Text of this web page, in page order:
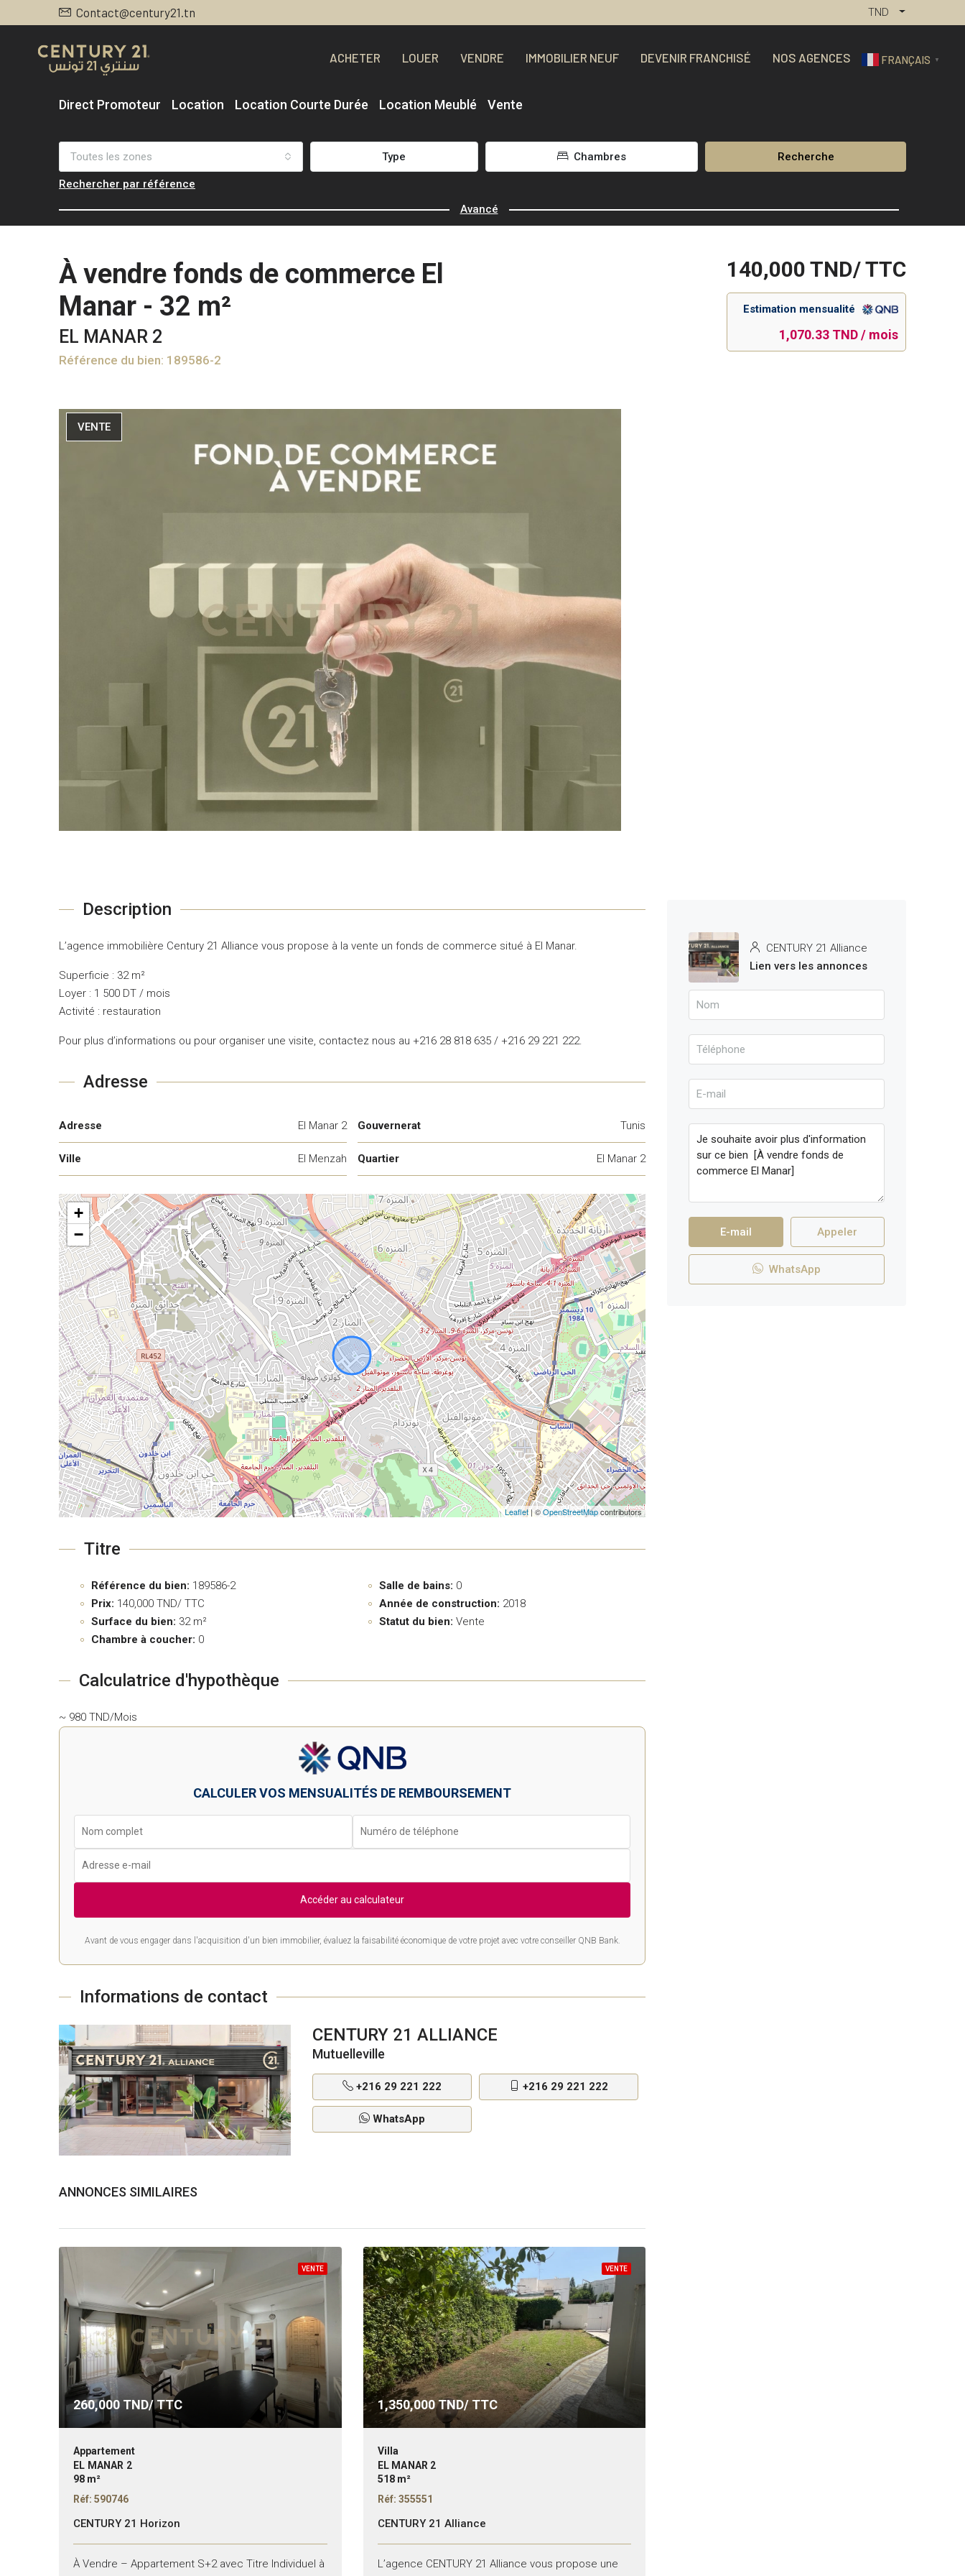
Contact@century21.tn TND
ACHETER LOUER VENDRE IMMOBILIER NEUF DEVENIR FRANCHISÉ NOS AGENCES FRANÇAIS ▼
Direct Promoteur Location Location Courte Durée Location Meublé Vente
Toutes les zones Type Chambres Recherche
Rechercher par référence
Avancé
À vendre fonds de commerce El
Manar - 32 m²
EL MANAR 2
Référence du bien: 189586-2
140,000 TND/ TTC
Estimation mensualité
1,070.33 TND / mois
VENTE
Description
L’agence immobilière Century 21 Alliance vous propose à la vente un fonds de commerce situé à El Manar.
Superficie : 32 m²
Loyer : 1 500 DT / mois
Activité : restauration
Pour plus d’informations ou pour organiser une visite, contactez nous au +216 28 818 635 / +216 29 221 222.
Adresse
Adresse El Manar 2
Ville El Menzah
Gouvernerat Tunis
Quartier El Manar 2
+
−
Leaflet| ©OpenStreetMapcontributors
Titre
Référence du bien: 189586-2
Prix: 140,000 TND/ TTC
Surface du bien: 32 m²
Chambre à coucher: 0
Salle de bains: 0
Année de construction: 2018
Statut du bien: Vente
Calculatrice d'hypothèque
~ 980 TND/Mois
CALCULER VOS MENSUALITÉS DE REMBOURSEMENT
Accéder au calculateur
Avant de vous engager dans l'acquisition d'un bien immobilier, évaluez la faisabilité économique de votre projet avec votre conseiller QNB Bank.
Informations de contact
CENTURY 21 ALLIANCE
Mutuelleville
+216 29 221 222 +216 29 221 222
WhatsApp
ANNONCES SIMILAIRES
VENTE
260,000 TND/ TTC
Appartement
EL MANAR 2
98 m²
Réf: 590746
CENTURY 21 Horizon
À Vendre – Appartement S+2 avec Titre Individuel à
VENTE
1,350,000TND/ TTC
Villa
EL MANAR 2
518 m²
Réf: 355551
CENTURY 21 Alliance
L’agence CENTURY 21 Alliance vous propose une
CENTURY 21 Alliance
Lien vers les annonces
E-mail Appeler
WhatsApp